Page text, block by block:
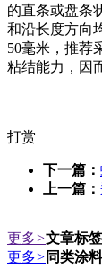
的直条或盘条
和沿长度方向
50毫米，推荐
粘结能力，因
打赏
下一篇：
上一篇：
更多>文章标签
更多> 同类涂